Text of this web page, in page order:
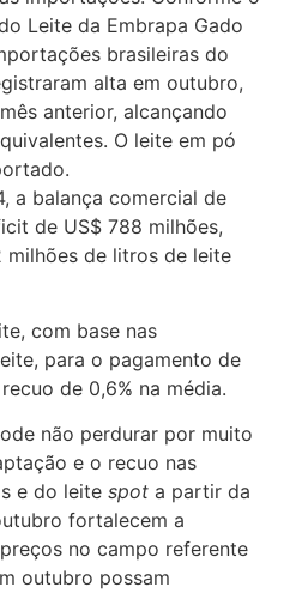
Leite da Embrapa Gado
brasileiras do
alta em outubro,
anterior, alcançando
O leite em pó
a balança comercial de
de US$ 788 milhões,
milhões de litros de leite
com base nas
para o pagamento de
de 0,6% na média.
não perdurar por muito
e o recuo nas
e do leitespot a partir da
fortalecem a
no campo referente
outubro possam